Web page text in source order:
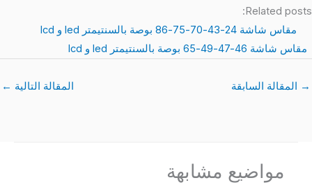
Related posts:
مقاس شاشة 24-43-70-75-86 بوصة بالسنتيمتر led و lcd
مقاس شاشة 46-47-49-65 بوصة بالسنتيمتر led و lcd
→ المقالة السابقة المقالة التالية ←
مواضيع مشابهة